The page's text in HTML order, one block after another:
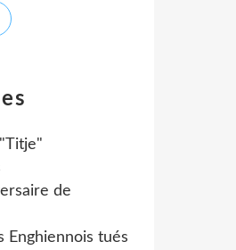
de
tués